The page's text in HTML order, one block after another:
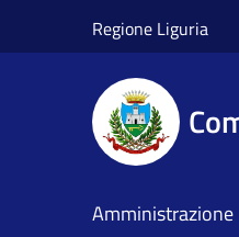
Regione Liguria
Amministrazione